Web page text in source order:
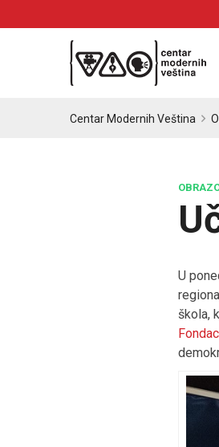
Centar Modernih Veština
U
škola,